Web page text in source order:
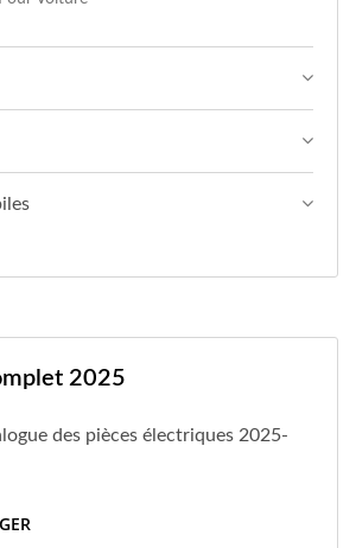
2025
des pièces électriques 2025-